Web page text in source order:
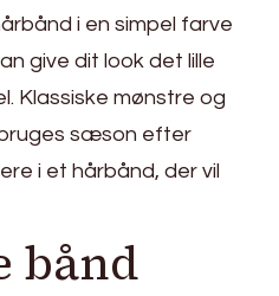
i en simpel farve
give dit look det lille
Klassiske mønstre og
sæson efter
i et hårbånd, der vil
bånd